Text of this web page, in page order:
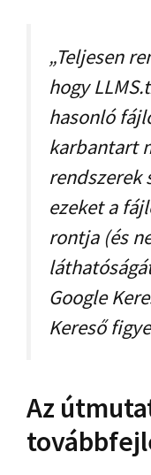
„Teljesen
hogy
hasonló
karbantart
rendszerek
ezeket a
rontja (és
Google
Kereső
Az